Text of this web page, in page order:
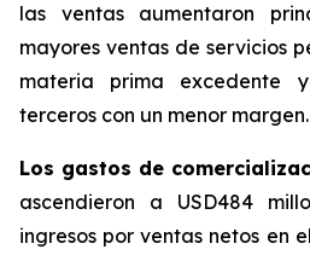
las ventas aumentaron
mayores ventas de servicios
materia prima excedente
terceros con un menor margen.
Los gastos de
ascendieron a USD484
ingresos por ventas netos en